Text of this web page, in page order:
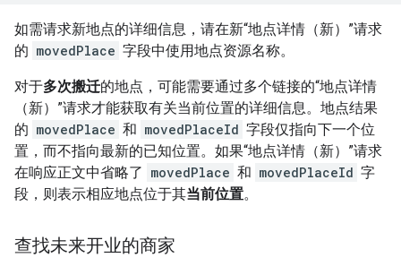
如需请求新地点的详细信息，请在新“地点详情（新）”请求
的 movedPlace 字段中使用地点资源名称。
对于多次搬迁的地点，可能需要通过多个链接的“地点详情
（新）”请求才能获取有关当前位置的详细信息。地点结果
的 movedPlace 和 movedPlaceId 字段仅指向下一个位
置，而不指向最新的已知位置。如果“地点详情（新）”请求
在响应正文中省略了 movedPlace 和 movedPlaceId 字
段，则表示相应地点位于其当前位置。
查找未来开业的商家